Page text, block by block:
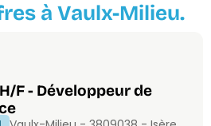
à Vaulx-Milieu.
F - Développeur de